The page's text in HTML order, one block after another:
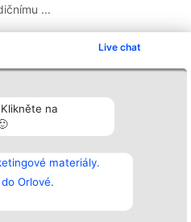
Live chat
na
materiály.
Orlové.
...
všech
Kontakt